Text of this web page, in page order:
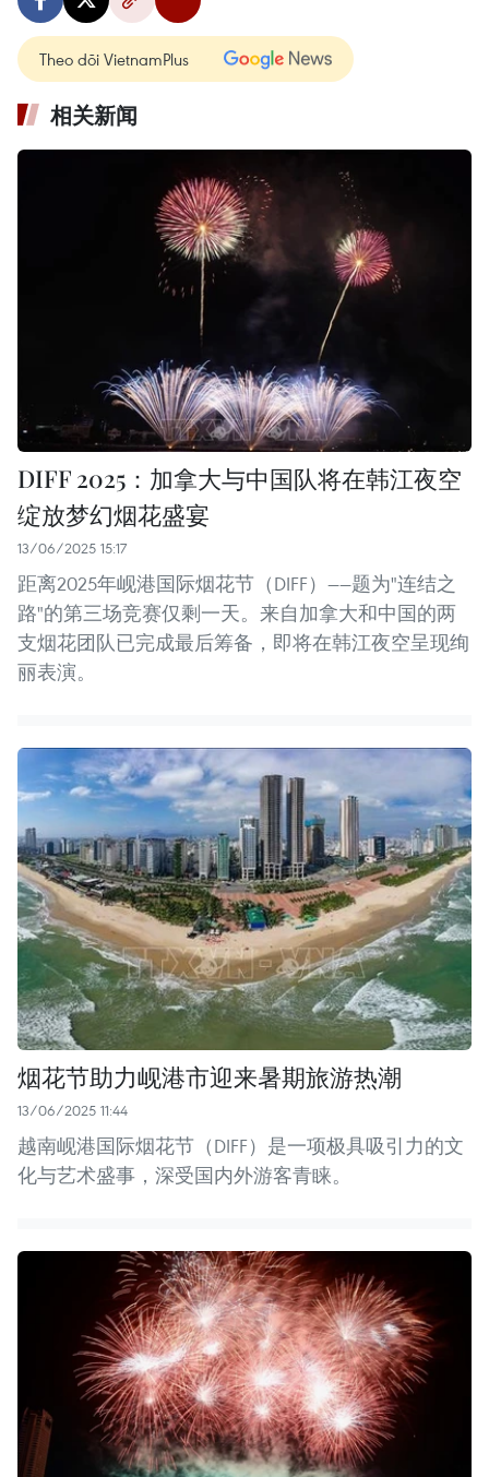
Theo dõi VietnamPlus
相关新闻
DIFF 2025：加拿大与中国队将在韩江夜空
绽放梦幻烟花盛宴
13/06/2025 15:17
距离2025年岘港国际烟花节（DIFF）——题为"连结之
路"的第三场竞赛仅剩一天。来自加拿大和中国的两
支烟花团队已完成最后筹备，即将在韩江夜空呈现绚
丽表演。
烟花节助力岘港市迎来暑期旅游热潮
13/06/2025 11:44
越南岘港国际烟花节（DIFF）是一项极具吸引力的文
化与艺术盛事，深受国内外游客青睐。